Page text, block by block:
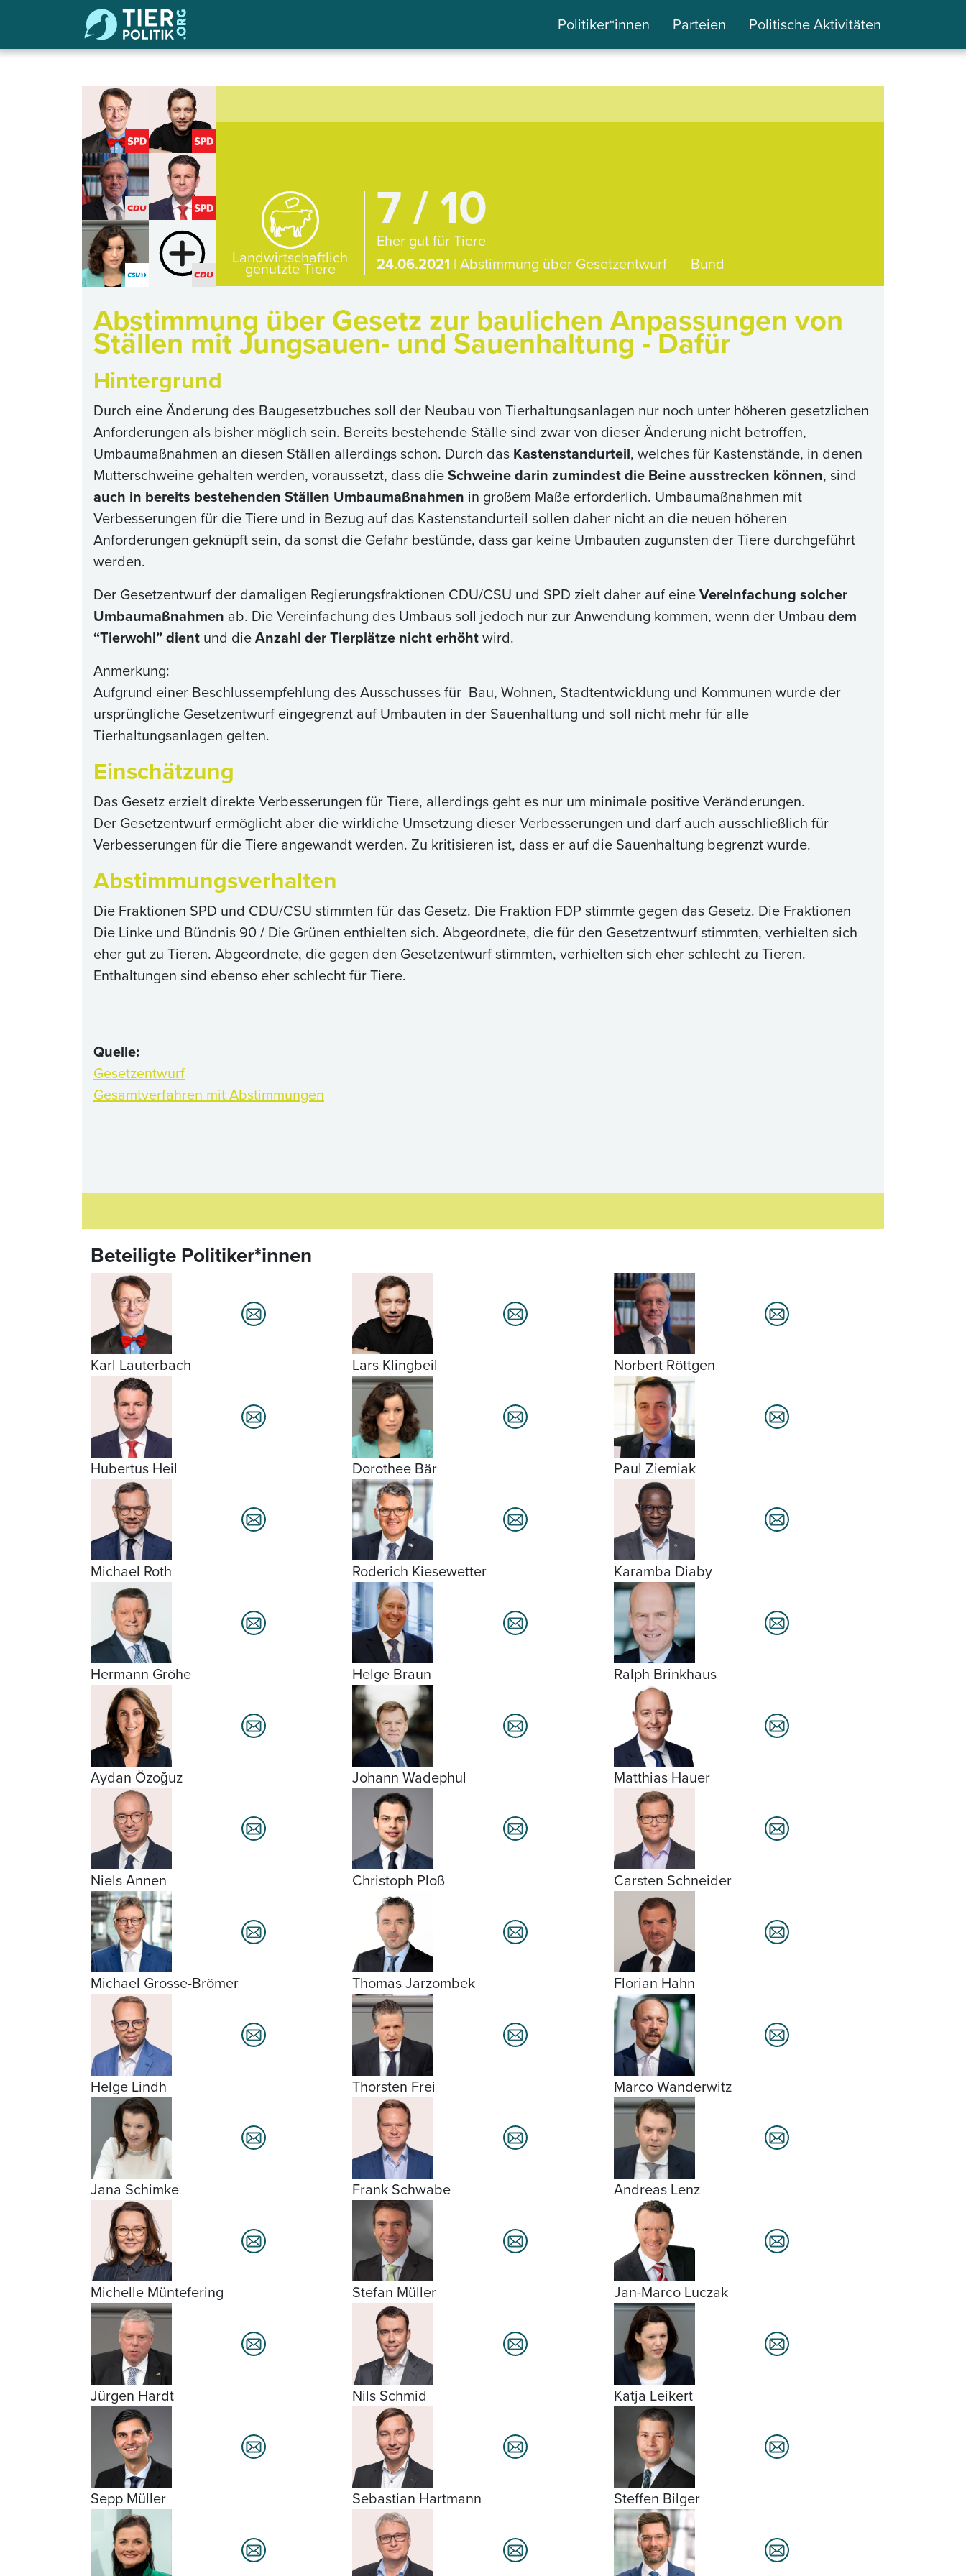
Politiker*innen Parteien Politische Aktivitäten
Landwirtschaftlich
genutzte Tiere
7 / 10
Eher gut für Tiere
24.06.2021 | Abstimmung über Gesetzentwurf Bund
Abstimmung über Gesetz zur baulichen Anpassungen von
Ställen mit Jungsauen- und Sauenhaltung - Dafür
Hintergrund
Durch eine Änderung des Baugesetzbuches soll der Neubau von Tierhaltungsanlagen nur noch unter höheren gesetzlichen
Anforderungen als bisher möglich sein. Bereits bestehende Ställe sind zwar von dieser Änderung nicht betroffen,
Umbaumaßnahmen an diesen Ställen allerdings schon. Durch das Kastenstandurteil, welches für Kastenstände, in denen
Mutterschweine gehalten werden, voraussetzt, dass dieSchweine darin zumindest die Beine ausstrecken können, sind
auch in bereits bestehenden Ställen Umbaumaßnahmen in großem Maße erforderlich. Umbaumaßnahmen mit
Verbesserungen für die Tiere und in Bezug auf das Kastenstandurteil sollen daher nicht an die neuen höheren
Anforderungen geknüpft sein, da sonst die Gefahr bestünde, dass gar keine Umbauten zugunsten der Tiere durchgeführt
werden.
Der Gesetzentwurf der damaligen Regierungsfraktionen CDU/CSU und SPD zielt daher auf eineVereinfachung solcher
Umbaumaßnahmen ab. Die Vereinfachung des Umbaus soll jedoch nur zur Anwendung kommen, wenn der Umbau dem
“Tierwohl” dient und dieAnzahl der Tierplätze nicht erhöhtwird.
Anmerkung:
Aufgrund einer Beschlussempfehlung des Ausschusses für Bau, Wohnen, Stadtentwicklung und Kommunen wurde der
ursprüngliche Gesetzentwurf eingegrenzt auf Umbauten in der Sauenhaltung und soll nicht mehr für alle
Tierhaltungsanlagen gelten.
Einschätzung
Das Gesetz erzielt direkte Verbesserungen für Tiere, allerdings geht es nur um minimale positive Veränderungen.
Der Gesetzentwurf ermöglicht aber die wirkliche Umsetzung dieser Verbesserungen und darf auch ausschließlich für
Verbesserungen für die Tiere angewandt werden. Zu kritisieren ist, dass er auf die Sauenhaltung begrenzt wurde.
Abstimmungsverhalten
Die Fraktionen SPD und CDU/CSU stimmten für das Gesetz. Die Fraktion FDP stimmte gegen das Gesetz. Die Fraktionen
Die Linke und Bündnis 90 / Die Grünen enthielten sich. Abgeordnete, die für den Gesetzentwurf stimmten, verhielten sich
eher gut zu Tieren. Abgeordnete, die gegen den Gesetzentwurf stimmten, verhielten sich eher schlecht zu Tieren.
Enthaltungen sind ebenso eher schlecht für Tiere.
Quelle:
Gesetzentwurf
Gesamtverfahren mit Abstimmungen
Beteiligte Politiker*innen
Karl Lauterbach Lars Klingbeil Norbert Röttgen
Hubertus Heil Dorothee Bär Paul Ziemiak
Michael Roth Roderich Kiesewetter Karamba Diaby
Hermann Gröhe Helge Braun Ralph Brinkhaus
Aydan Özoğuz Johann Wadephul Matthias Hauer
Niels Annen Christoph Ploß Carsten Schneider
Michael Grosse-Brömer Thomas Jarzombek Florian Hahn
Helge Lindh Thorsten Frei Marco Wanderwitz
Jana Schimke Frank Schwabe Andreas Lenz
Michelle Müntefering Stefan Müller Jan-Marco Luczak
Jürgen Hardt Nils Schmid Katja Leikert
Sepp Müller Sebastian Hartmann Steffen Bilger